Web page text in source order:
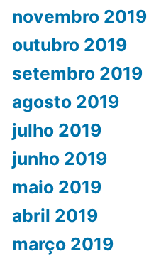
novembro 2019
outubro 2019
setembro 2019
agosto 2019
julho 2019
junho 2019
maio 2019
abril 2019
março 2019